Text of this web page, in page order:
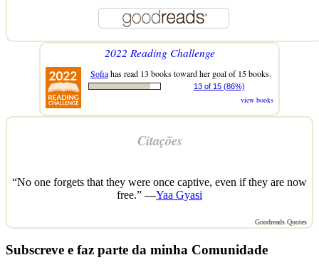
2022 Reading Challenge
Sofiahas read 13 books toward her goal of 15 books.
13 of 15 (86%)
view books
Citações
“No one forgets that they were once captive, even if they are now
free.” —Yaa Gyasi
Goodreads Quotes
Subscreve e faz parte da minha Comunidade